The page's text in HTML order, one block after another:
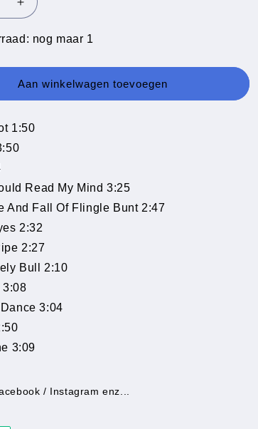
Aantal
verhogen
voor
King
-
Electric
Hits
nog maar 1
Aan winkelwagen toevoegen
1:50
Read My Mind 3:25
And Fall Of Flingle Bunt 2:47
2:32
2:27
Bull 2:10
3:08
3:04
3:09
/ Instagram enz...